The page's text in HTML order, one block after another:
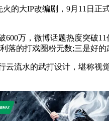
的大IP改编剧，9月11日
万，微博话题热度突破
的打戏圈粉无数;三是好
流水的武打设计，堪称